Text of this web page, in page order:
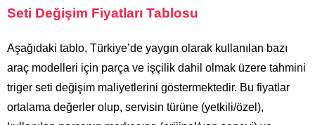
Seti Değişim Fiyatları Tablosu
Aşağıdaki tablo, Türkiye’de yaygın olarak kullanılan bazı
araç modelleri için parça ve işçilik dahil olmak üzere tahmini
triger seti değişim maliyetlerini göstermektedir. Bu fiyatlar
ortalama değerler olup, servisin türüne (yetkili/özel),